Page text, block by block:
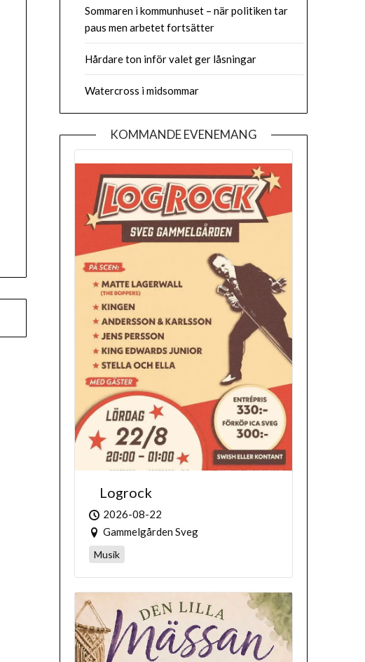
Sommaren i kommunhuset – när politiken tar
paus men arbetet fortsätter
Hårdare ton inför valet ger låsningar
Watercross i midsommar
KOMMANDE EVENEMANG
Logrock
2026-08-22
Gammelgården Sveg
Musik